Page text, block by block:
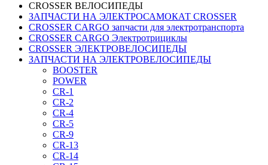
CROSSER ВЕЛОСИПЕДЫ
ЗАПЧАСТИ НА ЭЛЕКТРОСАМОКАТ CROSSER
CROSSER CARGO запчасти для электротранспорта
CROSSER CARGO Электротрициклы
CROSSER ЭЛЕКТРОВЕЛОСИПЕДЫ
ЗАПЧАСТИ НА ЭЛЕКТРОВЕЛОСИПЕДЫ
BOOSTER
POWER
CR-1
CR-2
CR-4
CR-5
CR-9
CR-13
CR-14